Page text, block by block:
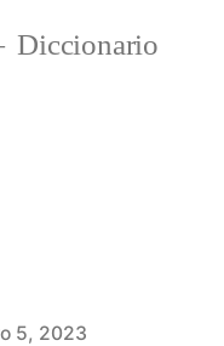
Diccionario
5, 2023